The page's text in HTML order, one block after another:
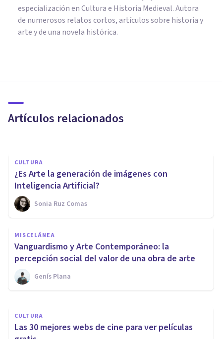
especialización en Cultura e Historia Medieval. Autora
de numerosos relatos cortos, artículos sobre historia y
arte y de una novela histórica.
Artículos relacionados
autores más importantes
CULTURA
¿Es Arte la generación de imágenes con
Inteligencia Artificial?
Sonia Ruz Comas
MISCELÁNEA
Vanguardismo y Arte Contemporáneo: la
percepción social del valor de una obra de arte
Genís Plana
Las 5 diferencias entre
publicidad y propaganda
Oscar Castillero Mimenza
CULTURA
Las 30 mejores webs de cine para ver películas